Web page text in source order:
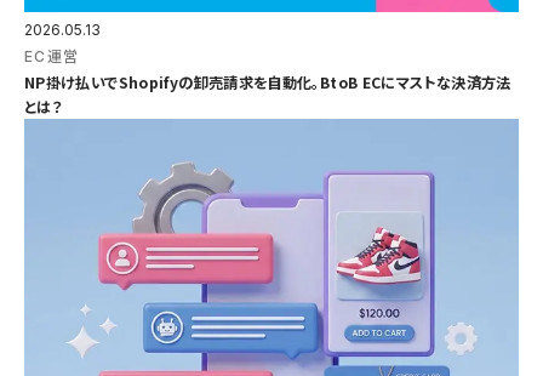
2026.05.13
EC運営
NP掛け払いでShopifyの卸売請求を自動化。BtoB ECにマストな決済方法
とは？